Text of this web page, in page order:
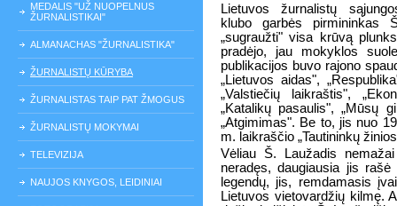
MEDALIS "UŽ NUOPELNUS
ŽURNALISTIKAI"
ALMANACHAS "ŽURNALISTIKA"
ŽURNALISTŲ KŪRYBA
ŽURNALISTAS TAIP PAT ŽMOGUS
ŽURNALISTŲ MOKYMAI
TELEVIZIJA
NAUJOS KNYGOS, LEIDINIAI
Lietuvos žurnalistų
klubo garbės pirmininkas
„sugraužti" visa krūvą
pradėjo, jau mokyklos
publikacijos buvo rajono
„Lietuvos aidas",
„Valstiečių laikraštis",
„Katalikų pasaulis", „Mūsų
„Atgimimas". Be to, jis nuo
m. laikraščio „Tautininkų
Vėliau Š. Laužadis
neradęs, daugiausia jis
legendų, jis, remdamasis
Lietuvos vietovardžių kilmę.